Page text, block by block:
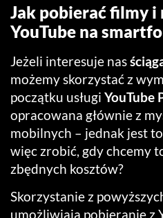
Jak pobierać filmy i
YouTube na
Jeżeli interesuje nas
możemy skorzystać z
początku usługi YouTube
opracowana głównie z
mobilnych – jednak jest
więc zrobić, gdy chcemy
zbędnych kosztów?
Skorzystanie z
umożliwiają pobieranie z